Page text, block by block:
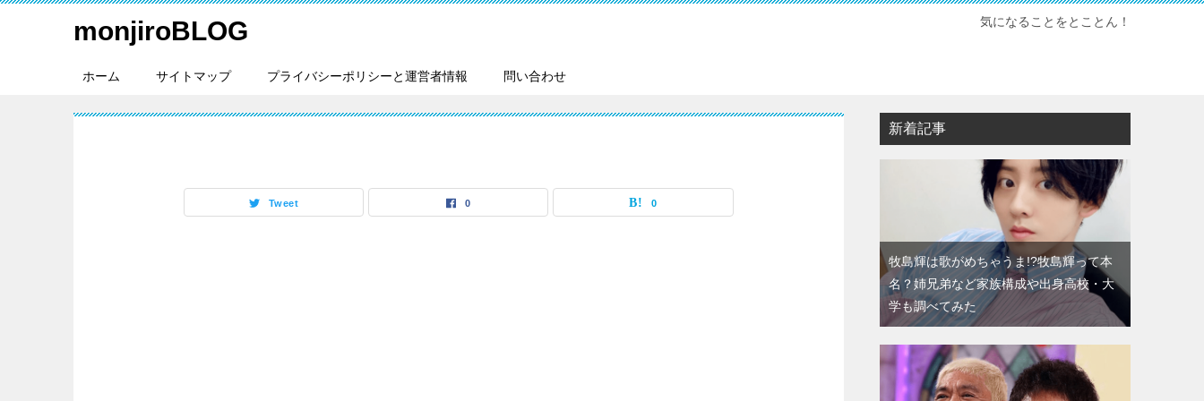
monjiroBLOG 気になることをとことん！
ホーム サイトマップ プライバシーポリシーと運営者情報 問い合わせ
Tweet 0 0
新着記事
牧島輝は歌がめちゃうま!?牧島輝って本
名？姉兄弟など家族構成や出身高校・大
学も調べてみた